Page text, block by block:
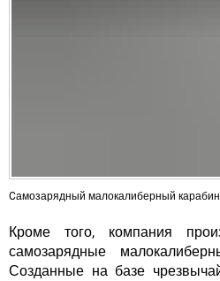
Cамозарядный малокалиберный
Кроме того, компания
самозарядные
Созданные на базе